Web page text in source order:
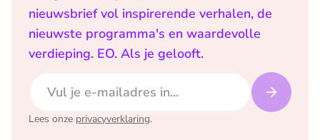
nieuwsbrief vol inspirerende verhalen, de
nieuwste programma's en waardevolle
verdieping. EO. Als je gelooft.
Lees onze privacyverklaring.